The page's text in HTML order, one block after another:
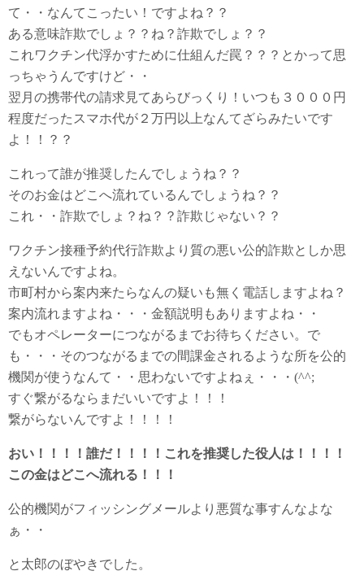
て・・なんてこったい！ですよね？？
ある意味詐欺でしょ？？ね？詐欺でしょ？？
これワクチン代浮かすために仕組んだ罠？？？とかって思
っちゃうんですけど・・
翌月の携帯代の請求見てあらびっくり！いつも３０００円
程度だったスマホ代が２万円以上なんてざらみたいです
よ！！？？
これって誰が推奨したんでしょうね？？
そのお金はどこへ流れているんでしょうね？？
これ・・詐欺でしょ？ね？？詐欺じゃない？？
ワクチン接種予約代行詐欺より質の悪い公的詐欺としか思
えないんですよね。
市町村から案内来たらなんの疑いも無く電話しますよね？
案内流れますよね・・・金額説明もありますよね・・
でもオペレーターにつながるまでお待ちください。で
も・・・そのつながるまでの間課金されるような所を公的
機関が使うなんて・・思わないですよねぇ・・・(^^;
すぐ繋がるならまだいいですよ！！！
繋がらないんですよ！！！！
おい！！！！誰だ！！！！これを推奨した役人は！！！！
この金はどこへ流れる！！！
公的機関がフィッシングメールより悪質な事すんなよな
ぁ・・
と太郎のぼやきでした。